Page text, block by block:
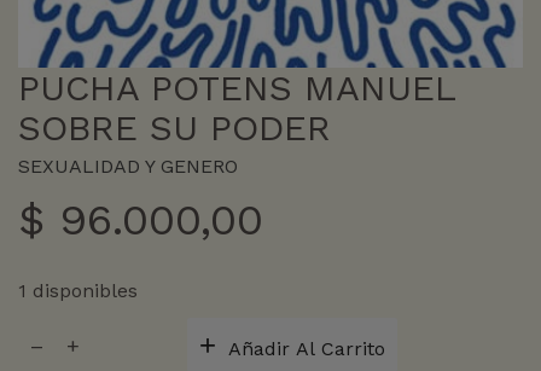
PUCHA POTENS MANUEL
SOBRE SU PODER
SEXUALIDAD Y GENERO
$ 96.000,00
1 disponibles
POTENS
Añadir Al Carrito